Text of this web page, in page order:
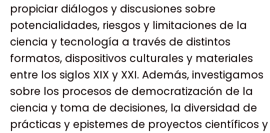
propiciar diálogos y discusiones sobre
potencialidades, riesgos y limitaciones de la
ciencia y tecnología a través de distintos
formatos, dispositivos culturales y materiales
entre los siglos XIX y XXI. Además, investigamos
sobre los procesos de democratización de la
ciencia y toma de decisiones, la diversidad de
prácticas y epistemes de proyectos científicos y